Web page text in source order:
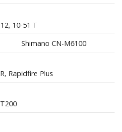
10-51 T
Shimano CN-M6100
Rapidfire Plus